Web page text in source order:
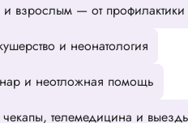
взрослым — от
и неонатология
и неотложная помощь
чекапы, телемедицина и